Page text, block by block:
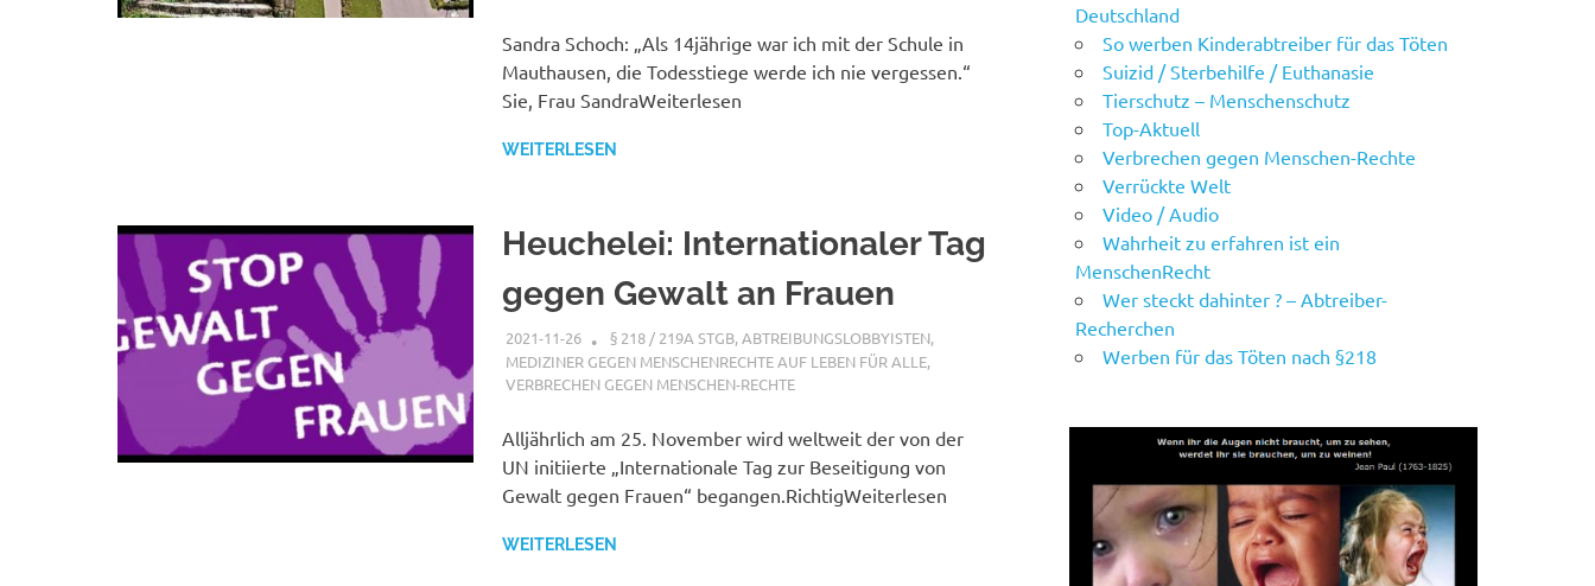
Sandra Schoch: „Als 14jährige war ich mit der Schule in
Mauthausen, die Todesstiege werde ich nie vergessen.“
Sie, Frau SandraWeiterlesen
WEITERLESEN
Heuchelei: Internationaler Tag
gegen Gewalt an Frauen
2021-11-26 XX
§ 218 / 219A STGB,ABTREIBUNGSLOBBYISTEN,
MEDIZINER GEGEN MENSCHENRECHTE AUF LEBEN FÜR ALLE,
VERBRECHEN GEGEN MENSCHEN-RECHTE
Alljährlich am 25. November wird weltweit der von der
UN initiierte „Internationale Tag zur Beseitigung von
Gewalt gegen Frauen“ begangen.RichtigWeiterlesen
WEITERLESEN
Deutschland
So werben Kinderabtreiber für das Töten
Suizid / Sterbehilfe / Euthanasie
Tierschutz – Menschenschutz
Top-Aktuell
Verbrechen gegen Menschen-Rechte
Verrückte Welt
Video / Audio
Wahrheit zu erfahren ist ein
MenschenRecht
Wer steckt dahinter ? – Abtreiber-
Recherchen
Werben für das Töten nach §218